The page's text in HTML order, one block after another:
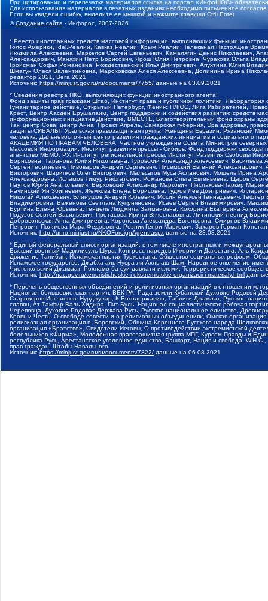
При цитировании и перепечатке материалов ссылка на портал «ИнфоШОС»
Для использования материалов в печатных изданиях необходимо письменное
Если вы увидели ошибку, выделите ее мышкой и нажмите клавиши Ctrl+Enter
©Создание сайта - Инфорос, 2007-2026
* Реестр иностранных средств массовой информации, выполняющих функции
Голос Америки, Idel.Реалии, Кавказ.Реалии, Крым.Реалии, Телеканал Настоящее
Людмила Алексеевна, Маркелов Сергей Евгеньевич, Камалягин Денис Николаевич,
Александрович, Маняхин Петр Борисович, Ярош Юлия Петровна, Чуракова Ольга
Гройсман Софья Романовна, Рождественский Илья Дмитриевич, Апухтина Юлия
Шмагун Олеся Валентиновна, Мароховская Алеся Алексеевна, Долинина Ирина
редактор 2021, Вега 2021
Источник: https://minjust.gov.ru/ru/documents/7755/ данные на 03.09.2021
* Сведения реестра НКО, выполняющих функции иностранного агента:
Фонд защиты прав граждан Штаб, Институт права и публичной политики,
Гуманитарное действие, Открытый Петербург, Феникс ПЛЮС, Лига Избирателей,
Крест, Центр Хасдей Ерушалаим, Центр поддержки и содействия развитию средств
информационных инициатив Действие, ВМЕСТЕ, Благотворительный фонд охраны
Так, центр Сова, центр Анна, Проект Апрель, Самарская губерния, Эра здоровья,
защиты СИБАЛЬТ, Уральская правозащитная группа, Женщины Евразии, Рязанский
человека, Дальневосточный центр развития гражданских инициатив и социального
АКАДЕМИЯ ПО ПРАВАМ ЧЕЛОВЕКА, Частное учреждение Совета Министров северных
Массовой Информации, Институт развития прессы - Сибирь, Фонд поддержки
агентство МЕМО. РУ, Институт региональной прессы, Институт Развития Свободы
Борисовна, Таранова Юлия Николаевна, Туровский Александр Алексеевич,
Сергей Георгиевич, Пивоваров Андрей Сергеевич, Писемский Евгений
Викторович, Шарипков Олег Викторович, Мальсагов Муса Асланович, Мошель Ирина
Александровна, Исламов Тимур Рифгатович, Романова Ольга Евгеньевна, Щаров
Паутов Юрий Анатольевич, Верховский Александр Маркович, Пислакова-Паркер
Рачинский Ян Збигневич, Жемкова Елена Борисовна, Гудков Лев Дмитриевич,
Николай Алексеевич, Блинушов Андрей Юрьевич, Мосин Алексей Геннадьевич,
Владимировна, Баженова Светлана Куприяновна, Исаев Сергей Владимирович,
Буртина Елена Юрьевна, Гендель Людмила Залмановна, Кокорина Екатерина
Подузов Сергей Васильевич, Протасова Ирина Вячеславовна, Литинский Леонид
Добровольская Анна Дмитриевна, Королева Александра Евгеньевна, Смирнов
Петрович, Полякова Мара Федоровна, Резник Генри Маркович, Захаров Герман
Источник: http://unro.minjust.ru/NKOForeignAgent.aspx данные на 28.08.2021
* Единый федеральный список организаций, в том числе иностранных и
Высший военный Маджлисуль Шура, Конгресс народов Ичкерии и Дагестана, Аль-
Движение Талибан, Исламская партия Туркестана, Общество социальных реформ,
Исламское государство, Джабха аль-Нусра ли-Ахль аш-Шам, Народное ополчение
Чистопольский Джамаат, Рохнамо ба суи давлати исломи, Террористическое
Источник: http://nac.gov.ru/terroristicheskie-i-ekstremistskie-organizacii-i-materialy.html
* Перечень общественных объединений и религиозных организаций в отношении
Национал-большевистская партия, ВЕК РА, Рада земли Кубанской Духовно Родовой
Староверов-Инглингов, Нурджулар, К Богодержавию, Таблиги Джамаат, Русское
славян, Ат-Такфир Валь-Хиджра, Пит Буль, Национал-социалистическая рабочая
Череповца, Духовно-Родовая Держава Русь, Русское национальное единство,
Кровь и Честь, О свободе совести и о религиозных объединениях, Омская
религиозная организация п. Боровский, Община Коренного Русского народа
организация «Братство», Свидетели Иеговы, О противодействии экстремистской
болельщиков «Фирма», Молодежная правозащитная группа МПГ, Курсом Правды и
республика Русь, Арестантское уголовное единство, Башкорт, Нация и свобода,
прав граждан, Штабы Навального
Источник: https://minjust.gov.ru/ru/documents/7822/ данные на 06.08.2021